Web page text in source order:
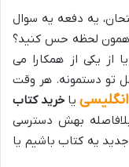
یه دفعه یه سوال
همون لحظه حس کنید؟
از یکی از همکارا می
تو دستمونه. هر وقت
یا خرید کتاب
بهش دسترسی
یه کتاب باشیم یا